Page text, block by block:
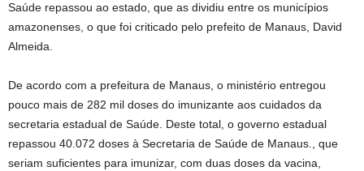
Saúde repassou ao estado, que as dividiu entre os municípios
amazonenses, o que foi criticado pelo prefeito de Manaus, David
Almeida.
De acordo com a prefeitura de Manaus, o ministério entregou
pouco mais de 282 mil doses do imunizante aos cuidados da
secretaria estadual de Saúde. Deste total, o governo estadual
repassou 40.072 doses à Secretaria de Saúde de Manaus., que
seriam suficientes para imunizar, com duas doses da vacina,